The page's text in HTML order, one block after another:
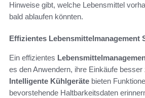
Hinweise gibt, welche Lebensmittel
bald ablaufen könnten.
Effizientes Lebensmittelmanagement
Ein effizientes
es den Anwendern, ihre Einkäufe besser
Intelligente Kühlgeräte bieten
bevorstehende Haltbarkeitsdaten